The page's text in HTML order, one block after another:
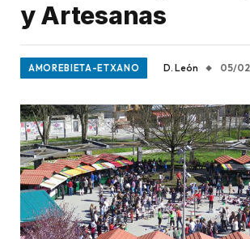
y Artesanas
AMOREBIETA-ETXANO D. León 05/